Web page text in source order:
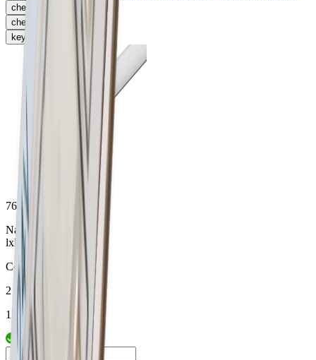
chevron_left
chevron_right
keyboard_arrow_right
76.50234.50
Naro 13 profil
lxlxh 3950x13x13mm
Couleur alu
2 Jahre
13 mm